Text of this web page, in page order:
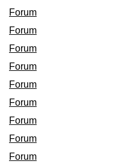
Forum
Forum
Forum
Forum
Forum
Forum
Forum
Forum
Forum